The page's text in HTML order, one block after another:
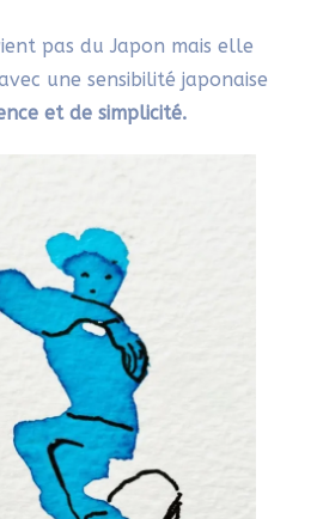
de dessin intuitif à
Une méthode spontanée,
libérer le geste, stimuler
s’amusant.